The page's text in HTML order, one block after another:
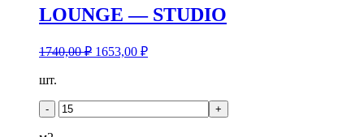
LOUNGE — STUDIO
1740,00₽ 1653,00 ₽
Количество
LOUNGE
шт.
- +